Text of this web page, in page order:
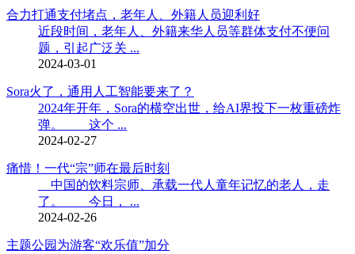
合力打通支付堵点，老年人、外籍人员迎利好
近段时间，老年人、外籍来华人员等群体支付不便问
题，引起广泛关 ...
2024-03-01
Sora火了，通用人工智能要来了？
2024年开年，Sora的横空出世，给AI界投下一枚重磅炸
弹。 这个 ...
2024-02-27
痛惜！一代“宗”师在最后时刻
中国的饮料宗师、承载一代人童年记忆的老人，走
了。 今日， ...
2024-02-26
主题公园为游客“欢乐值”加分